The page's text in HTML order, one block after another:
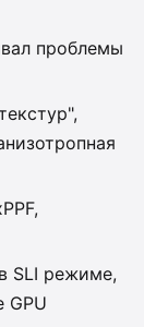
проблемы
SLI режиме,
GPU